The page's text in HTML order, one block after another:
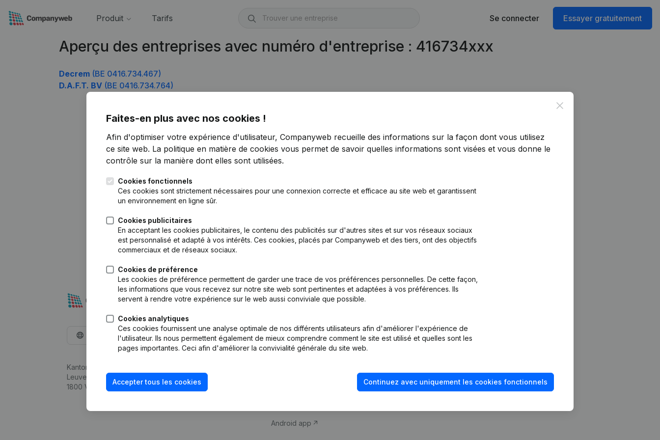
Produit Tarifs Se connecter Essayer gratuitement
Aperçu des entreprises avec numéro d'entreprise : 416734xxx
Decrem (BE 0416.734.467)
D.A.F.T. BV (BE 0416.734.764)
Close
Faites-en plus avec nos cookies !
Afin d'optimiser votre expérience d'utilisateur, Companyweb recueille des informations sur la façon dont vous utilisez
ce site web. La politique en matière de cookies vous permet de savoir quelles informations sont visées et vous donne le
contrôle sur la manière dont elles sont utilisées.
Cookies fonctionnels
Ces cookies sont strictement nécessaires pour une connexion correcte et efficace au site web et garantissent
un environnement en ligne sûr.
Cookies publicitaires
En acceptant les cookies publicitaires, le contenu des publicités sur d'autres sites et sur vos réseaux sociaux
est personnalisé et adapté à vos intérêts. Ces cookies, placés par Companyweb et des tiers, ont des objectifs
commerciaux et de réseaux sociaux.
Cookies de préférence
Les cookies de préférence permettent de garder une trace de vos préférences personnelles. De cette façon,
les informations que vous recevez sur notre site web sont pertinentes et adaptées à vos préférences. Ils
servent à rendre votre expérience sur le web aussi conviviale que possible.
Cookies analytiques
Ces cookies fournissent une analyse optimale de nos différents utilisateurs afin d'améliorer l'expérience de
l'utilisateur. Ils nous permettent également de mieux comprendre comment le site est utilisé et quelles sont les
pages importantes. Ceci afin d'améliorer la convivialité générale du site web.
Accepter tous les cookies Continuez avec uniquement les cookies fonctionnels
Français
Kantorenpark Everest
Leuvensesteenweg 248D,
1800 Vilvoorde
Produit
d’entreprise
Monitoring
Android app
fraude
Consulter des comptes annuels
Vérification de la solvabilité